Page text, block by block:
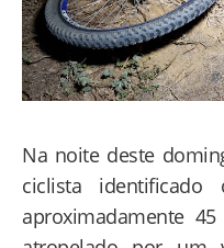
Na noite deste
ciclista
aproximadamente